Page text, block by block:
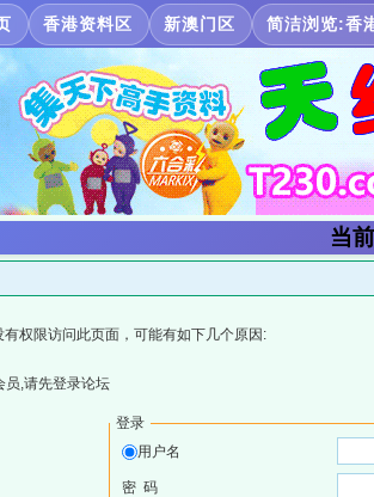
香港资料区 新澳门区 简洁浏览:香
当
权限访问此页面，可能有如下几个原因:
员,请先登录论坛
登录
用户名
密 码